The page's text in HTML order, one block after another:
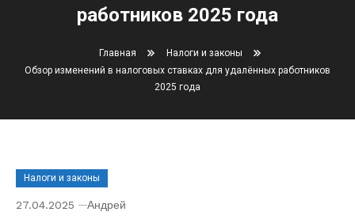
работников 2025 года
Главная
Налоги и законы
Обзор изменений в налоговых ставках для удалённых работников
2025 года
Налоги и законы
27.04.2025 Андрей